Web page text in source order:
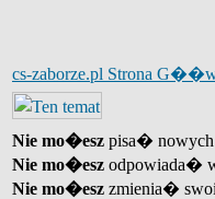
cs-zaborze.pl Strona
Nie mo�esz pisa�
Nie mo�esz odpowiada�
Nie mo�esz zmienia�